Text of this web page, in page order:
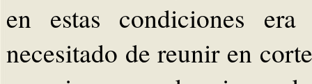
en estas condiciones era
necesitado de reunir en